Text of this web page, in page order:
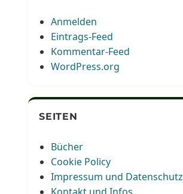
Anmelden
Eintrags-Feed
Kommentar-Feed
WordPress.org
SEITEN
Bücher
Cookie Policy
Impressum und Datenschutz